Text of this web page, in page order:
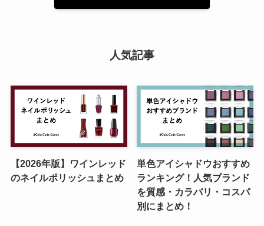
人気記事
【2026年版】ワインレッド
のネイルポリッシュまとめ
単色アイシャドウおすすめ
ランキング！人気ブランド
を質感・カラバリ・コスパ
別にまとめ！